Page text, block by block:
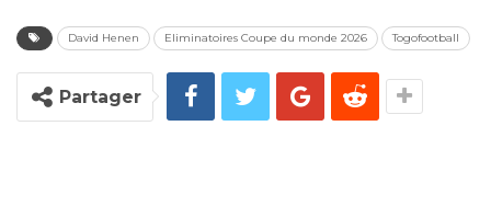
David Henen Eliminatoires Coupe du monde 2026 Togofootball
Partager